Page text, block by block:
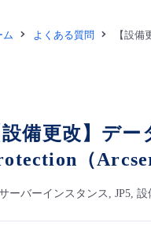
ム よくある質問 【設
設備更改】デ
（
ーバーインスタンス, JP5, 設